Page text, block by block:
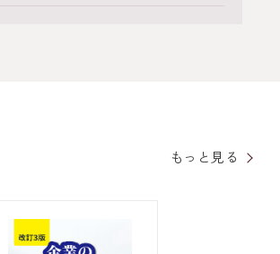
もっと見る